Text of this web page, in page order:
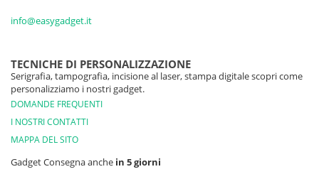
info@easygadget.it
TECNICHE DI PERSONALIZZAZIONE
Serigrafia, tampografia, incisione al laser, stampa digitale scopri come
personalizziamo i nostri gadget.
DOMANDE FREQUENTI
I NOSTRI CONTATTI
MAPPA DEL SITO
Gadget Consegna anche in 5 giorni